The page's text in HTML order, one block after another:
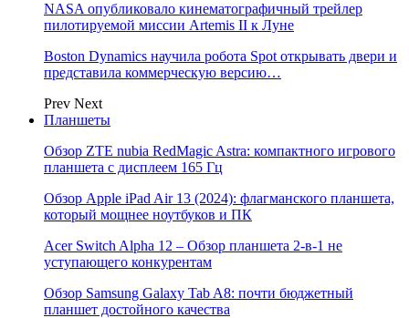
NASA опубликовало кинематографичный трейлер
пилотируемой миссии Artemis II к Луне
Boston Dynamics научила робота Spot открывать двери и
представила коммерческую версию…
Prev Next
Планшеты
Обзор ZTE nubia RedMagic Astra: компактного игрового
планшета с дисплеем 165 Гц
Обзор Apple iPad Air 13 (2024): флагманского планшета,
который мощнее ноутбуков и ПК
Acer Switch Alpha 12 – Обзор планшета 2-в-1 не
уступающего конкурентам
Обзор Samsung Galaxy Tab A8: почти бюджетный
планшет достойного качества